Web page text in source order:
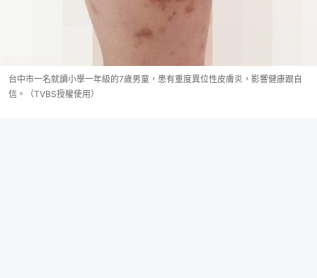
台中市一名就讀小學一年級的7歲男童，患有重度異位性皮膚炎，影響健康跟自
信。（TVBS授權使用）